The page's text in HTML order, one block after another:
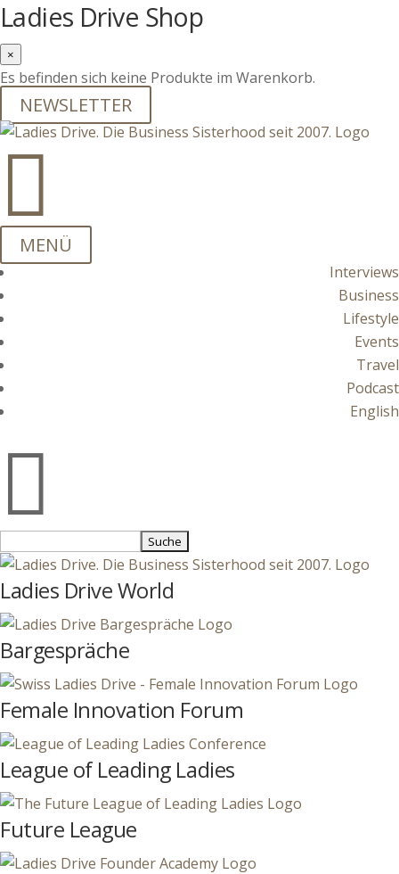
Ladies Drive Shop
×
Es befinden sich keine Produkte im Warenkorb.
NEWSLETTER

MENÜ
Interviews
Business
Lifestyle
Events
Travel
Podcast
English

nach:
Ladies Drive World
Bargespräche
Female Innovation Forum
League of Leading Ladies
Future League